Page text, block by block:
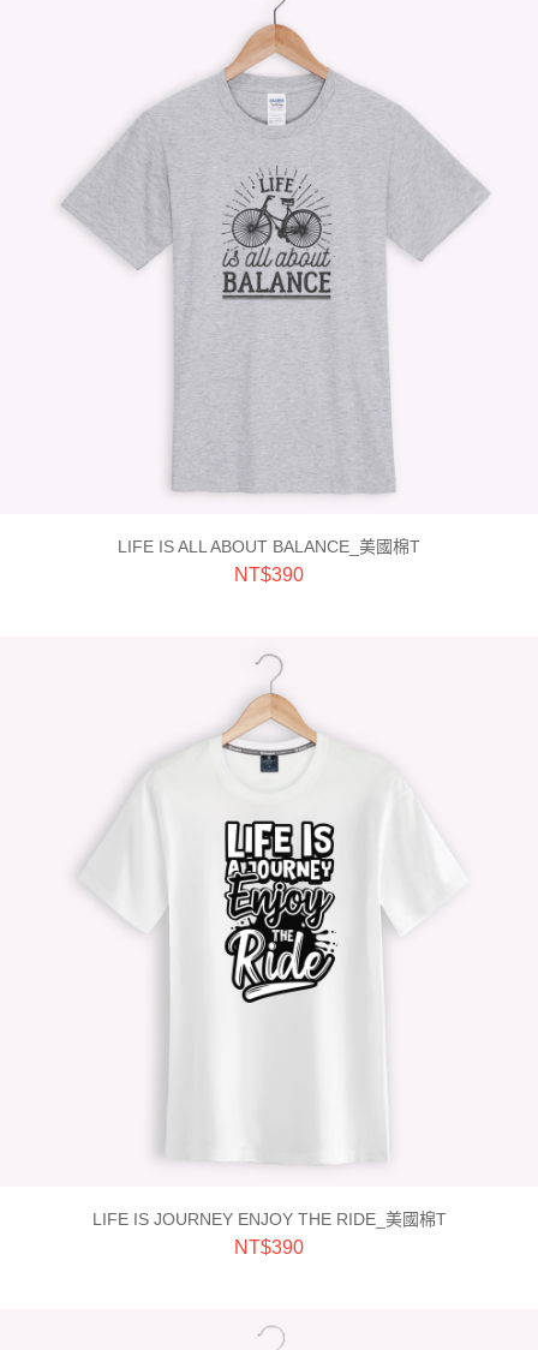
LIFE IS ALL ABOUT BALANCE_美國棉T
NT$390
LIFE IS JOURNEY ENJOY THE RIDE_美國棉T
NT$390